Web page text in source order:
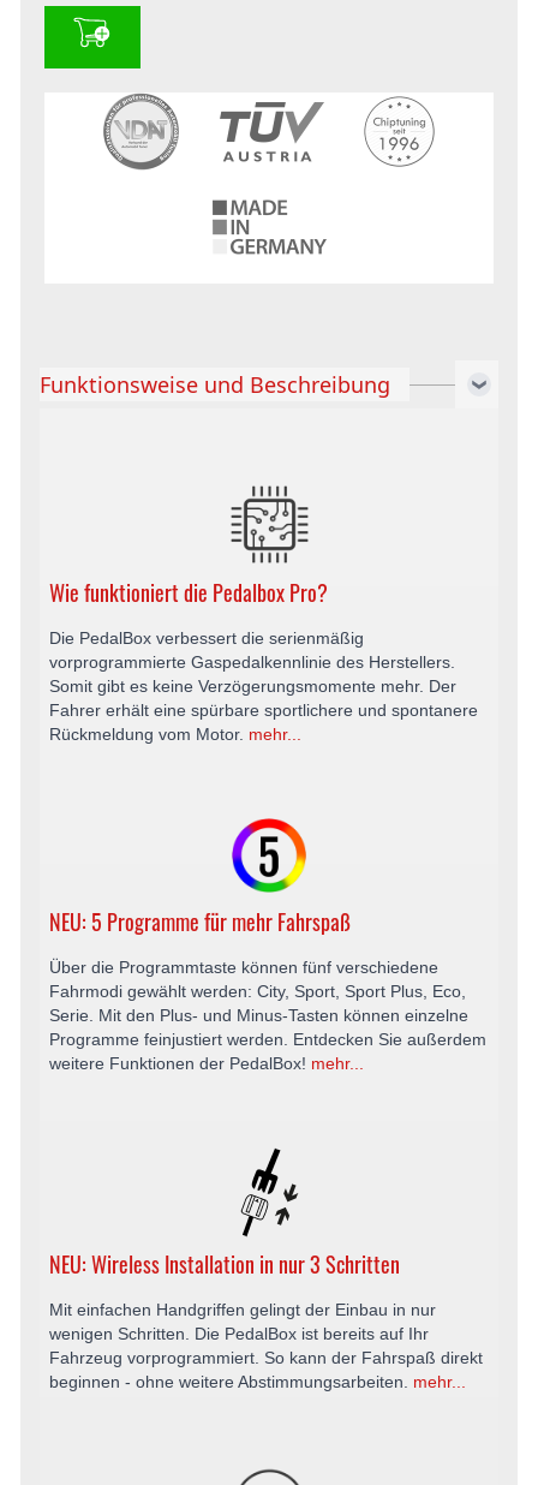
Funktionsweise und Beschreibung
Wie funktioniert die Pedalbox Pro?
Die PedalBox verbessert die serienmäßig
vorprogrammierte Gaspedalkennlinie des Herstellers.
Somit gibt es keine Verzögerungsmomente mehr. Der
Fahrer erhält eine spürbare sportlichere und spontanere
Rückmeldung vom Motor. mehr...
NEU: 5 Programme für mehr Fahrspaß
Über die Programmtaste können fünf verschiedene
Fahrmodi gewählt werden: City, Sport, Sport Plus, Eco,
Serie. Mit den Plus- und Minus-Tasten können einzelne
Programme feinjustiert werden. Entdecken Sie außerdem
weitere Funktionen der PedalBox! mehr...
NEU: Wireless Installation in nur 3 Schritten
Mit einfachen Handgriffen gelingt der Einbau in nur
wenigen Schritten. Die PedalBox ist bereits auf Ihr
Fahrzeug vorprogrammiert. So kann der Fahrspaß direkt
beginnen - ohne weitere Abstimmungsarbeiten. mehr...